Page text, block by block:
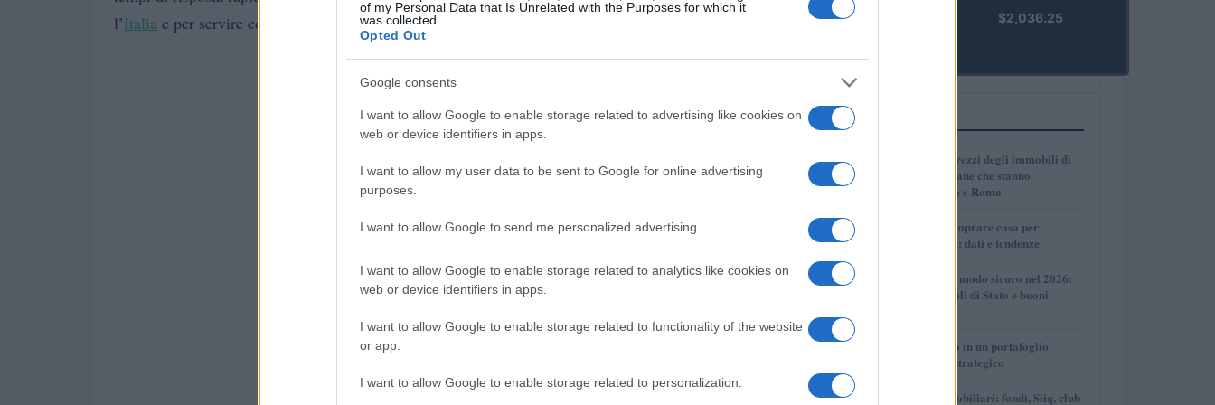
of my Personal Data that Is Unrelated with the Purposes for which it
was collected.
Opted Out
Google consents
I want to allow Google to enable storage related to advertising like cookies on
web or device identifiers in apps.
I want to allow my user data to be sent to Google for online advertising
purposes.
I want to allow Google to send me personalized advertising.
I want to allow Google to enable storage related to analytics like cookies on
web or device identifiers in apps.
I want to allow Google to enable storage related to functionality of the website
or app.
I want to allow Google to enable storage related to personalization.
l’Italia e per servire con efficienza i mercati europei del lusso.
PRIME)
$2,036.25
PIÙ LETTI
1
Dove crescono i prezzi degli immobili di
lusso: le città italiane che stanno
superando Milano e Roma
2
Dove conviene comprare casa per
affittarla nel 2026: dati e tendenze
3
Come investire in modo sicuro nel 2026:
conti deposito, titoli di Stato e buoni
4
Come inserire oro in un portafoglio
giovane in modo strategico
Investimenti immobiliari: fondi, Siiq, club